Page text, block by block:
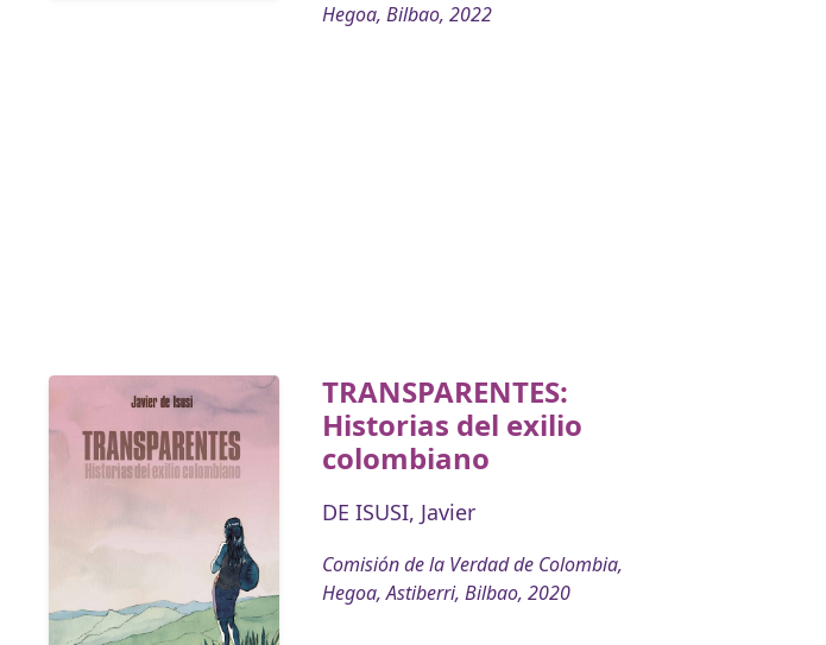
Hegoa, Bilbao, 2022
TRANSPARENTES:
Historias del exilio
colombiano
DE ISUSI, Javier
Comisión de la Verdad de Colombia,
Hegoa, Astiberri, Bilbao, 2020